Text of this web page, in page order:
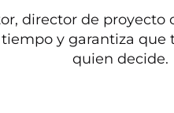
director de
y garantiza que
quien decide.